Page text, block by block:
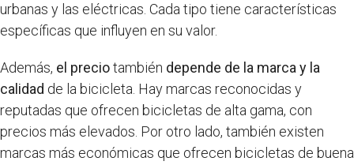
urbanas y las eléctricas. Cada tipo tiene características
específicas que influyen en su valor.
Además, el preciotambién depende de la marca y la
calidad de la bicicleta. Hay marcas reconocidas y
reputadas que ofrecen bicicletas de alta gama, con
precios más elevados. Por otro lado, también existen
marcas más económicas que ofrecen bicicletas de buena